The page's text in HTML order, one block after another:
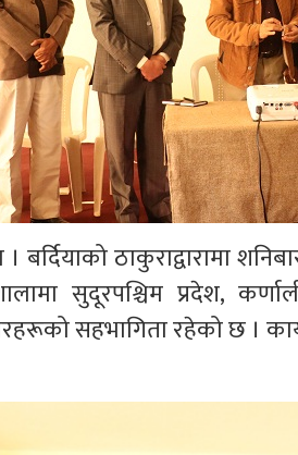
। बर्दियाको ठाकुराद्वारामा
सुदूरपश्चिम प्रदेश,
सहभागिता रहेको छ ।